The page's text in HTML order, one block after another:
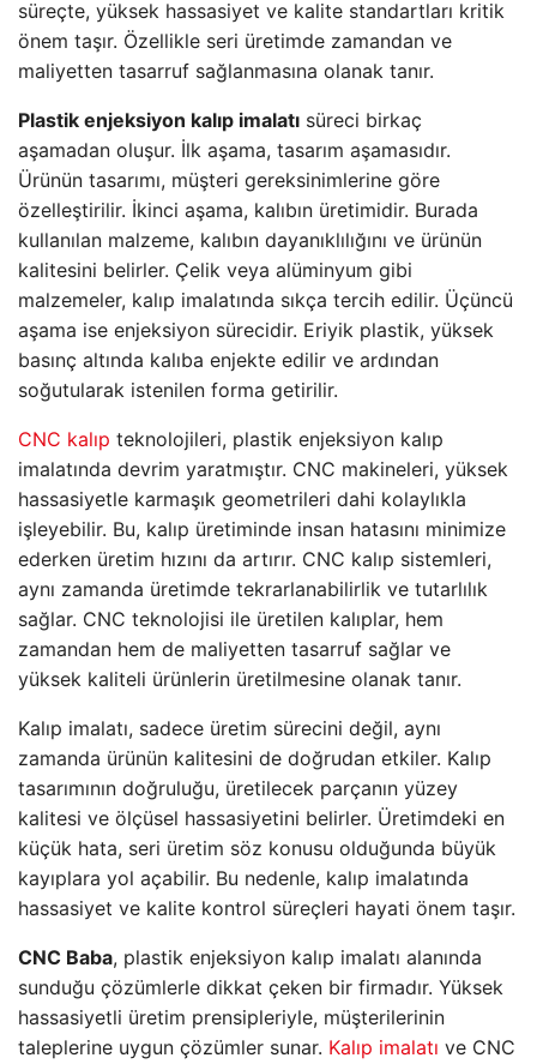
süreçte, yüksek hassasiyet ve kalite standartları kritik
önem taşır. Özellikle seri üretimde zamandan ve
maliyetten tasarruf sağlanmasına olanak tanır.
Plastik enjeksiyon kalıp imalatı süreci birkaç
aşamadan oluşur. İlk aşama, tasarım aşamasıdır.
Ürünün tasarımı, müşteri gereksinimlerine göre
özelleştirilir. İkinci aşama, kalıbın üretimidir. Burada
kullanılan malzeme, kalıbın dayanıklılığını ve ürünün
kalitesini belirler. Çelik veya alüminyum gibi
malzemeler, kalıp imalatında sıkça tercih edilir. Üçüncü
aşama ise enjeksiyon sürecidir. Eriyik plastik, yüksek
basınç altında kalıba enjekte edilir ve ardından
soğutularak istenilen forma getirilir.
CNC kalıp teknolojileri, plastik enjeksiyon kalıp
imalatında devrim yaratmıştır. CNC makineleri, yüksek
hassasiyetle karmaşık geometrileri dahi kolaylıkla
işleyebilir. Bu, kalıp üretiminde insan hatasını minimize
ederken üretim hızını da artırır. CNC kalıp sistemleri,
aynı zamanda üretimde tekrarlanabilirlik ve tutarlılık
sağlar. CNC teknolojisi ile üretilen kalıplar, hem
zamandan hem de maliyetten tasarruf sağlar ve
yüksek kaliteli ürünlerin üretilmesine olanak tanır.
Kalıp imalatı, sadece üretim sürecini değil, aynı
zamanda ürünün kalitesini de doğrudan etkiler. Kalıp
tasarımının doğruluğu, üretilecek parçanın yüzey
kalitesi ve ölçüsel hassasiyetini belirler. Üretimdeki en
küçük hata, seri üretim söz konusu olduğunda büyük
kayıplara yol açabilir. Bu nedenle, kalıp imalatında
hassasiyet ve kalite kontrol süreçleri hayati önem taşır.
CNC Baba, plastik enjeksiyon kalıp imalatı alanında
sunduğu çözümlerle dikkat çeken bir firmadır. Yüksek
hassasiyetli üretim prensipleriyle, müşterilerinin
taleplerine uygun çözümler sunar. Kalıp imalatı ve CNC